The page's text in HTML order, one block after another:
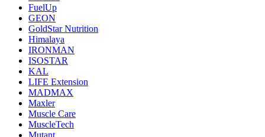
FuelUp
GEON
GoldStar Nutrition
Himalaya
IRONMAN
ISOSTAR
KAL
LIFE Extension
MADMAX
Maxler
Muscle Care
MuscleTech
Mutant